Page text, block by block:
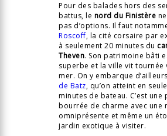
Pour des balades hors des
battus, le nord du Finistère
pas d’options. Il faut
Roscoff, la cité corsaire par
à seulement 20 minutes du
Theven. Son patrimoine bâti
superbe et la ville vit tournée
mer. On y embarque
de Batz, qu’on atteint en
minutes de bateau. C’est une
bourrée de charme avec une
omniprésente et même un
jardin exotique à visiter.